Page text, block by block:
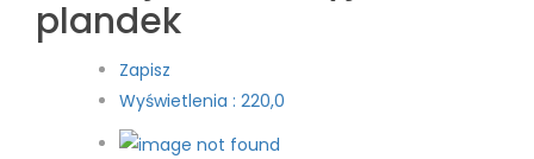
plandek
Zapisz
Wyświetlenia : 220,0